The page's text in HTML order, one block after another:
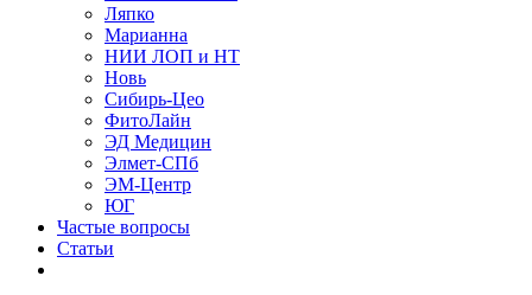
Ляпко
Марианна
НИИ ЛОП и НТ
Новь
Сибирь-Цео
ФитоЛайн
ЭД Медицин
Элмет-СПб
ЭМ-Центр
ЮГ
Частые вопросы
Статьи